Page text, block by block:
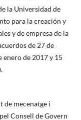
la Universidad de
para la creación y
y de empresa de la
de 27 de
enero de 2017 y 15
de mecenatge i
Consell de Govern